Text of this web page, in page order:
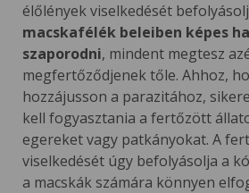
élőlények viselkedését
macskafélék beleiben képes
szaporodni, mindent megtesz
megfertőződjenek tőle. Ahhoz,
hozzájusson a parazitához,
kell fogyasztania a fertőzött
egereket vagy patkányokat. A
viselkedését úgy befolyásolja a
a macskák számára könnyen